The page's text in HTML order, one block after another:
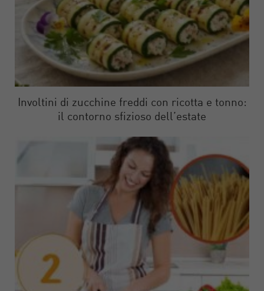
Involtini di zucchine freddi con ricotta e tonno:
il contorno sfizioso dell’estate